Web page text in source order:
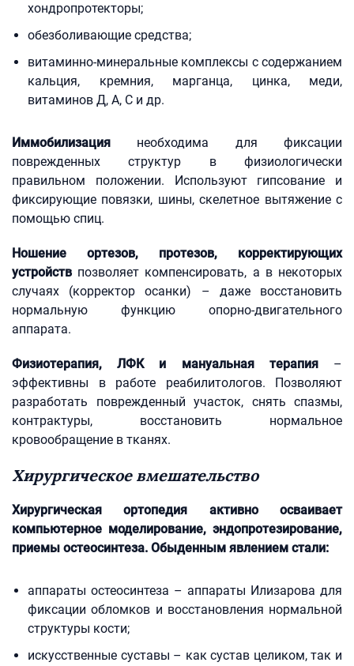
хондропротекторы;
обезболивающие средства;
витаминно-минеральные комплексы с содержанием
кальция, кремния, марганца, цинка, меди,
витаминов Д, А, С и др.
Иммобилизация необходима для фиксации
поврежденных структур в физиологически
правильном положении. Используют гипсование и
фиксирующие повязки, шины, скелетное вытяжение с
помощью спиц.
Ношение ортезов, протезов, корректирующих
устройств позволяет компенсировать, а в некоторых
случаях (корректор осанки) – даже восстановить
нормальную функцию опорно-двигательного
аппарата.
Физиотерапия, ЛФК и мануальная терапия–
эффективны в работе реабилитологов. Позволяют
разработать поврежденный участок, снять спазмы,
контрактуры, восстановить нормальное
кровообращение в тканях.
Хирургическое вмешательство
Хирургическая ортопедия активно осваивает
компьютерное моделирование, эндопротезирование,
приемы остеосинтеза. Обыденным явлением стали:
аппараты остеосинтеза – аппараты Илизарова для
фиксации обломков и восстановления нормальной
структуры кости;
искусственные суставы – как сустав целиком, так и